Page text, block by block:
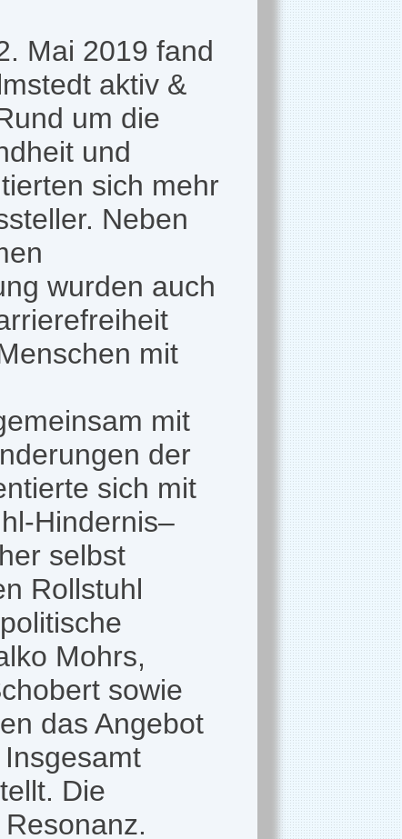
Mai 2019 fand
aktiv &
um die
und
sich mehr
Neben
wurden auch
mit
mit
der
sich mit
Hindernis–
selbst
Rollstuhl
Mohrs,
sowie
das Angebot
Die